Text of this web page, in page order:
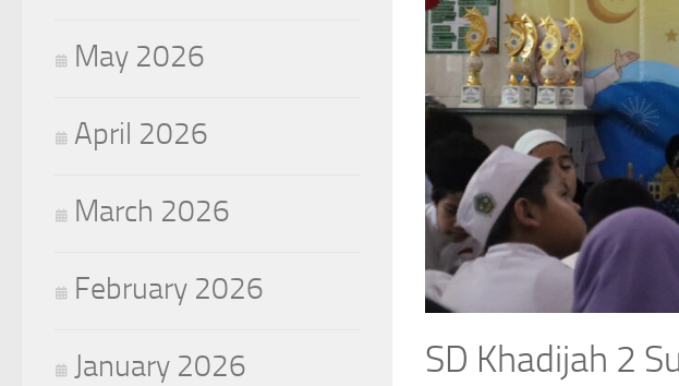
SD Khadijah 2
May 2026
April 2026
March 2026
February 2026
January 2026